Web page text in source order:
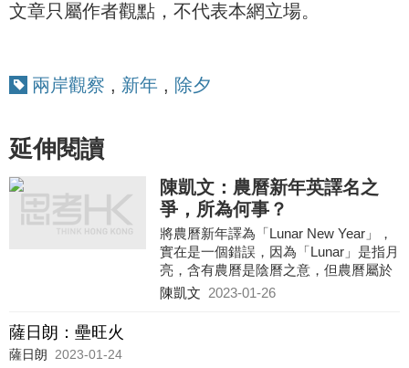
文章只屬作者觀點，不代表本網立場。
兩岸觀察 , 新年 , 除夕
延伸閱讀
陳凱文：農曆新年英譯名之
爭，所為何事？
將農曆新年譯為「Lunar New Year」，
實在是一個錯誤，因為「Lunar」是指月
亮，含有農曆是陰曆之意，但農曆屬於
陰陽合曆 (Lunisolar Calendar)。由是觀
陳凱文 2023-01-26
薩日朗：壘旺火
薩日朗 2023-01-24